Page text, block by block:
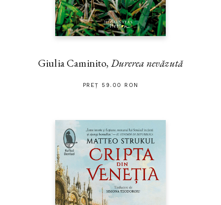
Giulia Caminito, Durerea nevăzută
PREȚ 59.00 RON